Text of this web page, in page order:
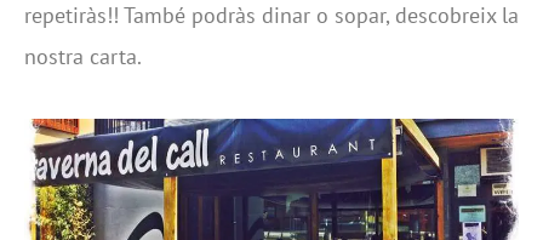
repetiràs!! També podràs dinar o sopar, descobreix la
nostra carta.